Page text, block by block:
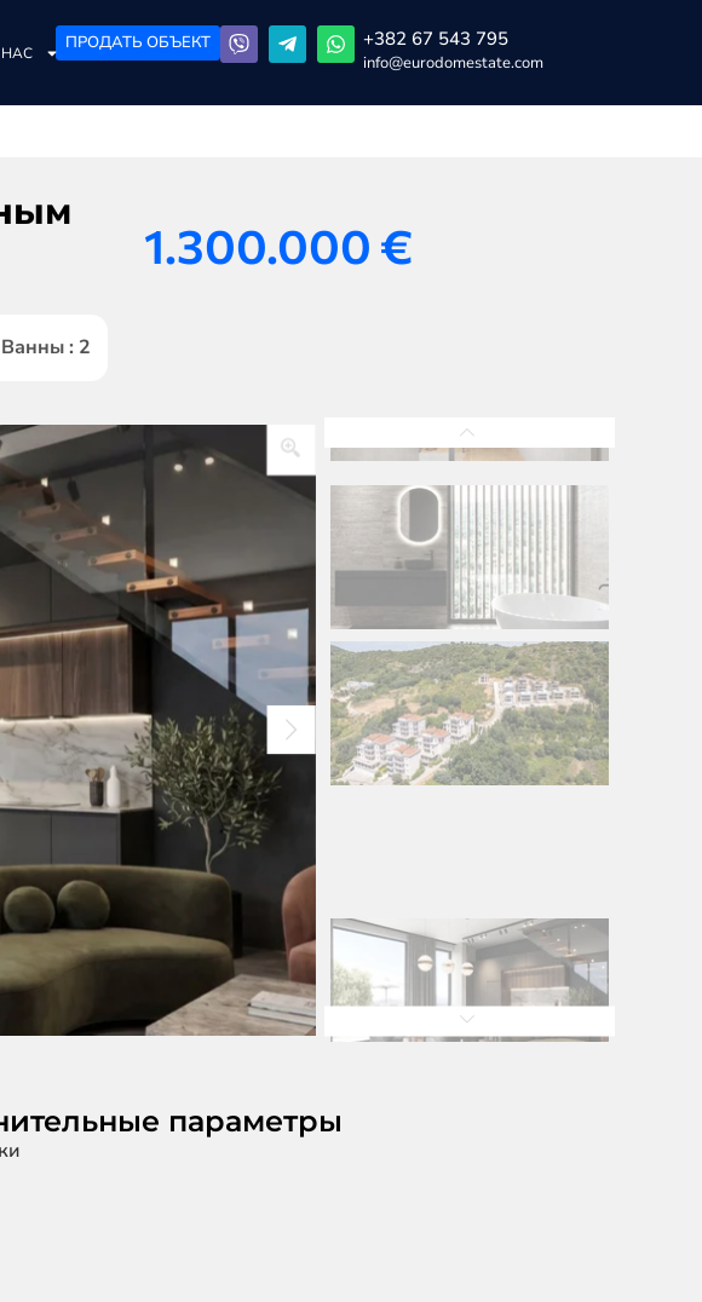
ПРОДАТЬ ОБЪЕКТ +382 67 543 795
info@eurodomestate.com
1.300.000 €
Ванны : 2
параметры